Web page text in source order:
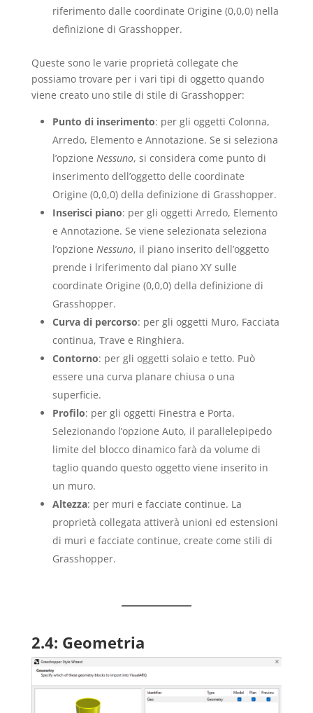
riferimento dalle coordinate Origine (0,0,0) nella
definizione di Grasshopper.
Queste sono le varie proprietà collegate che
possiamo trovare per i vari tipi di oggetto quando
viene creato uno stile di stile di Grasshopper:
Punto di inserimento: per gli oggetti Colonna,
Arredo, Elemento e Annotazione. Se si seleziona
l’opzione Nessuno, si considera come punto di
inserimento dell’oggetto delle coordinate
Origine (0,0,0) della definizione di Grasshopper.
Inserisci piano: per gli oggetti Arredo, Elemento
e Annotazione. Se viene selezionata seleziona
l’opzione Nessuno, il piano inserito dell’oggetto
prende i lriferimento dal piano XY sulle
coordinate Origine (0,0,0) della definizione di
Grasshopper.
Curva di percorso: per gli oggetti Muro, Facciata
continua, Trave e Ringhiera.
Contorno: per gli oggetti solaio e tetto. Può
essere una curva planare chiusa o una
superficie.
Profilo: per gli oggetti Finestra e Porta.
Selezionando l’opzione Auto, il parallelepipedo
limite del blocco dinamico farà da volume di
taglio quando questo oggetto viene inserito in
un muro.
Altezza: per muri e facciate continue. La
proprietà collegata attiverà unioni ed estensioni
di muri e facciate continue, create come stili di
Grasshopper.
2.4: Geometria